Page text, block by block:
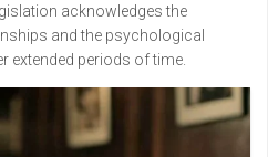
acknowledges the
and the psychological
extended periods of time.